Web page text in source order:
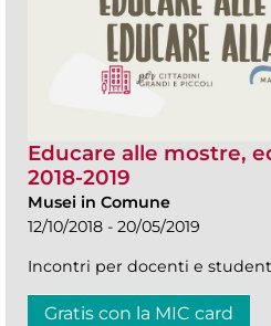
Educare alle mostre,
2018-2019
Musei in Comune
12/10/2018 - 20/05/2019
Incontri per docenti e
Gratis con la MIC card